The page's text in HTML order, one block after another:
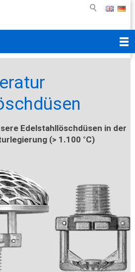
Edelstahllöschdüsen in der
(> 1.100 °C)